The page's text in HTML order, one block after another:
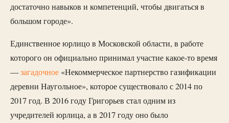
достаточно навыков и компетенций, чтобы двигаться в
большом городе».
Единственное юрлицо в Московской области, в работе
которого он официально принимал участие какое-то время
—загадочное «Некоммерческое партнерство газификации
деревни Наугольное», которое существовало с 2014 по
2017 год. В 2016 году Григорьев стал одним из
учредителей юрлица, а в 2017 году оно было